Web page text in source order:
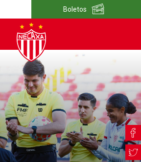
Boletos